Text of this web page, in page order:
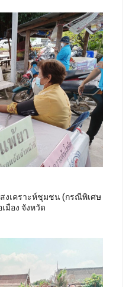
งเคราะห์ชุมชน (กรณีพิเศษ
มือง จังหวัด